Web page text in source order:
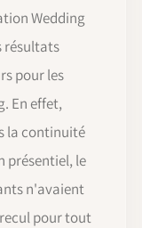
Wedding
résultats
pour les
En effet,
la continuité
présentiel, le
n'avaient
pour tout